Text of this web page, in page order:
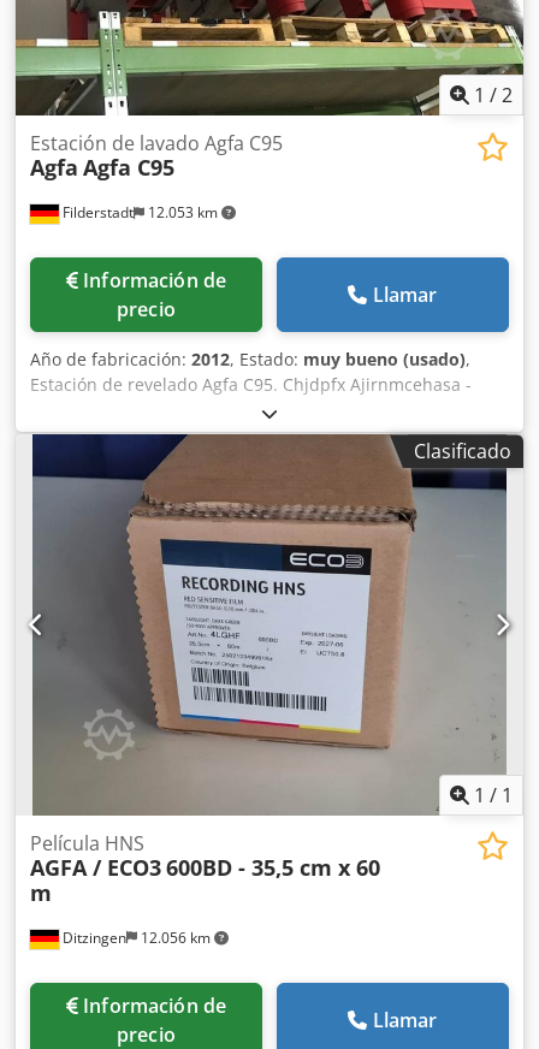
1 /2
Filderstadt 12.053 km
Estación de lavado Agfa C95
Agfa Agfa C95
Información de
precio
Llamar
Año de fabricación: 2012, Estado: muy bueno (usado),
Estación de revelado Agfa C95. Chjdpfx Ajirnmcehasa -
Clasificado
1 / 1
Ditzingen 12.056 km
Película HNS
AGFA / ECO3600BD - 35,5 cm x 60
m
Información de
precio
Llamar